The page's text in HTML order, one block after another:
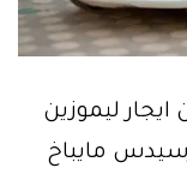
ليموزين
مايباخ